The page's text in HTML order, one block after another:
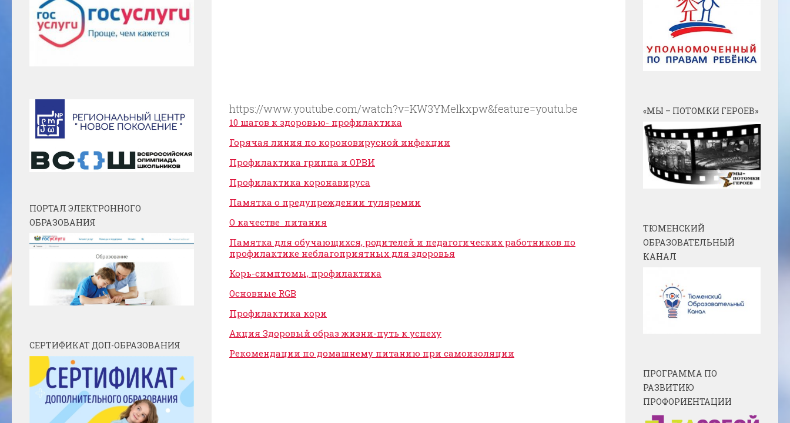
https://www.youtube.com/watch?v=KW3YMelkxpw&feature=youtu.be
10 шагов к здоровью- профилактика
Горячая линия по короновирусной инфекции
Профилактика гриппа и ОРВИ
Профилактика коронавируса
Памятка о предупреждении туляремии
О качестве питания
Памятка для обучающихся, родителей и педагогических работников по
профилактике неблагоприятных для здоровья
Корь-симптомы, профилактика
Основные RGB
Профилактика кори
Акция Здоровый образ жизни-путь к успеху
Рекомендации по домашнему питанию при самоизоляции
ПОРТАЛ ЭЛЕКТРОННОГО
ОБРАЗОВАНИЯ
СЕРТИФИКАТ ДОП-ОБРАЗОВАНИЯ
«МЫ – ПОТОМКИ ГЕРОЕВ»
ТЮМЕНСКИЙ
ОБРАЗОВАТЕЛЬНЫЙ
КАНАЛ
ПРОГРАММА ПО
РАЗВИТИЮ
ПРОФОРИЕНТАЦИИ